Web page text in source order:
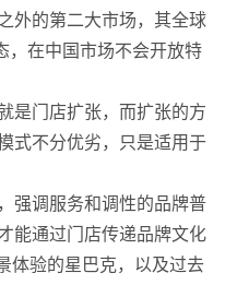
外的第二大市场，其全球
，在中国市场不会开放特
是门店扩张，而扩张的方
式不分优劣，只是适用于
强调服务和调性的品牌普
能通过门店传递品牌文化
体验的星巴克，以及过去